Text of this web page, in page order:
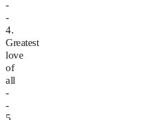
-
-
4.
Greatest
love
of
all
-
-